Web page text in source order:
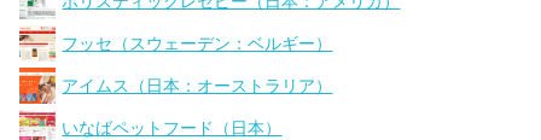
フッセ（スウェーデン：ベルギー）
アイムス（日本：オーストラリア）
いなばペットフード（日本）